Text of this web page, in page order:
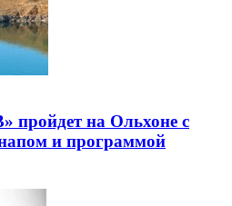
пройдет на Ольхоне с
и программой